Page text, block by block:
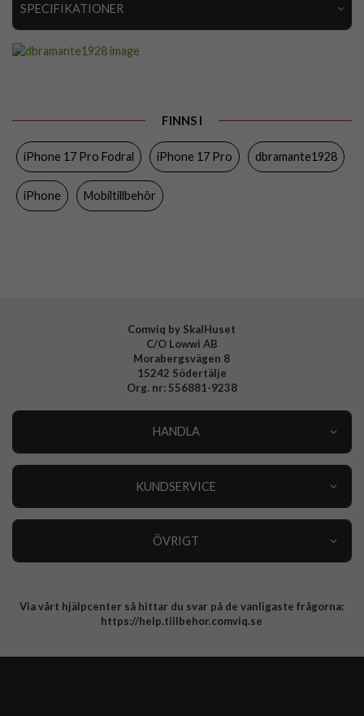
SPECIFIKATIONER
Kortfack, Löstagbart skal, MagSafe-
kompatibel, RFID-skydd
Färg Svart
Material
FINNS I
iPhone 17 Pro Fodral iPhone 17 Pro dbramante1928
iPhone Mobiltillbehör
Comviq by SkalHuset
C/O Lowwi AB
Morabergsvägen 8
15242 Södertälje
Org. nr: 556881-9238
HANDLA
KUNDSERVICE
ÖVRIGT
Integritetspolicy
Via vårt hjälpcenter så hittar du svar på de vanligaste frågorna:
https://help.tillbehor.comviq.se